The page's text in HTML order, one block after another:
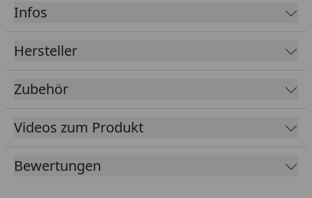
Fallrohrdurchmesser
60 mm
Material
Farbe
Lieferumfang
Rinnenrohre
Infos
Hersteller
Zubehör
Videos zum Produkt
Bewertungen